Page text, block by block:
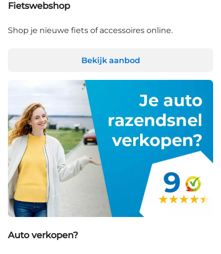
Fietswebshop
Shop je nieuwe fiets of accessoires online.
Bekijk aanbod
Auto verkopen?